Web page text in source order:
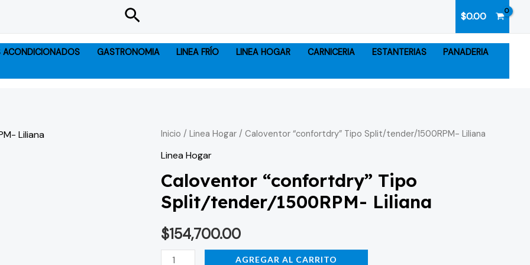
Buscar $0.00
ACONDICIONADOS GASTRONOMIA LINEA FRÍO LINEA HOGAR CARNICERIA ESTANTERIAS PANADERIA
Inicio / Linea Hogar / Caloventor “confortdry” Tipo Split/tender/1500RPM- Liliana
Linea Hogar
Caloventor “confortdry” Tipo
Split/tender/1500RPM- Liliana
$154,700.00
Caloventor
"confortdry"
Split/tender/1500RPM-
Liliana
AGREGAR AL CARRITO